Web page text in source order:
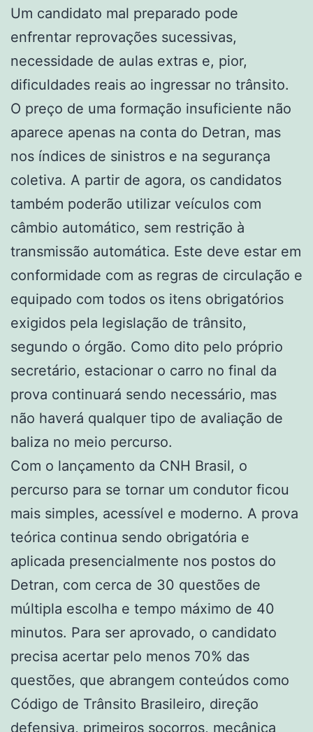
Um candidato mal preparado pode
enfrentar reprovações sucessivas,
necessidade de aulas extras e, pior,
dificuldades reais ao ingressar no trânsito.
O preço de uma formação insuficiente não
aparece apenas na conta do Detran, mas
nos índices de sinistros e na segurança
coletiva. A partir de agora, os candidatos
também poderão utilizar veículos com
câmbio automático, sem restrição à
transmissão automática. Este deve estar em
conformidade com as regras de circulação e
equipado com todos os itens obrigatórios
exigidos pela legislação de trânsito,
segundo o órgão. Como dito pelo próprio
secretário, estacionar o carro no final da
prova continuará sendo necessário, mas
não haverá qualquer tipo de avaliação de
baliza no meio percurso.
Com o lançamento da CNH Brasil, o
percurso para se tornar um condutor ficou
mais simples, acessível e moderno. A prova
teórica continua sendo obrigatória e
aplicada presencialmente nos postos do
Detran, com cerca de 30 questões de
múltipla escolha e tempo máximo de 40
minutos. Para ser aprovado, o candidato
precisa acertar pelo menos 70% das
questões, que abrangem conteúdos como
Código de Trânsito Brasileiro, direção
defensiva, primeiros socorros, mecânica